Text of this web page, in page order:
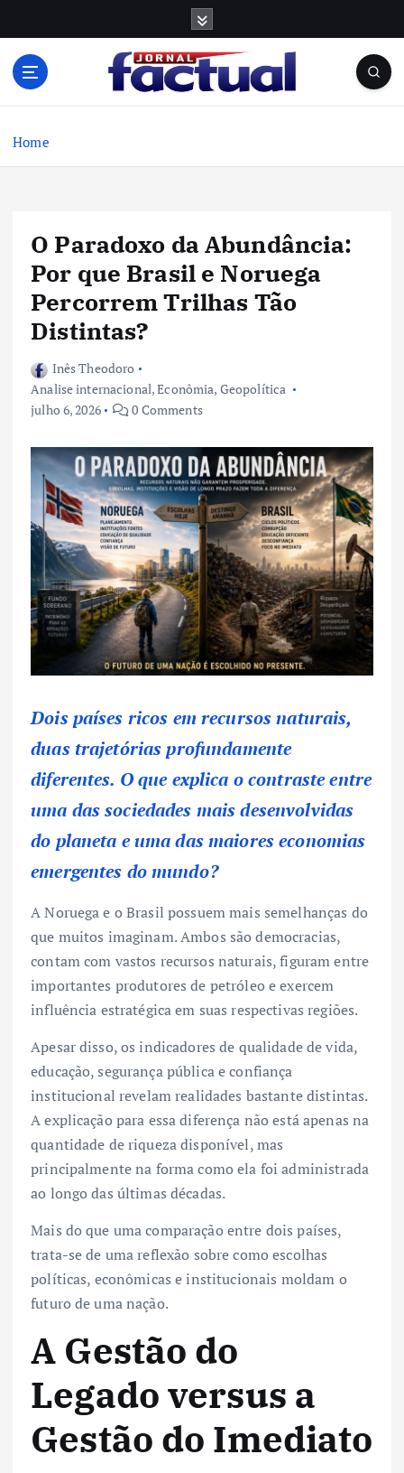
Home
O Paradoxo da Abundância:
Por que Brasil e Noruega
Percorrem Trilhas Tão
Distintas?
Inês Theodoro
Analise internacional,Econômia, Geopolítica
julho 6, 2026
0 Comments
Dois países ricos em recursos naturais,
duas trajetórias profundamente
diferentes. O que explica o contraste entre
uma das sociedades mais desenvolvidas
do planeta e uma das maiores economias
emergentes do mundo?
A Noruega e o Brasil possuem mais semelhanças do
que muitos imaginam. Ambos são democracias,
contam com vastos recursos naturais, figuram entre
importantes produtores de petróleo e exercem
influência estratégica em suas respectivas regiões.
Apesar disso, os indicadores de qualidade de vida,
educação, segurança pública e confiança
institucional revelam realidades bastante distintas.
A explicação para essa diferença não está apenas na
quantidade de riqueza disponível, mas
principalmente na forma como ela foi administrada
ao longo das últimas décadas.
Mais do que uma comparação entre dois países,
trata-se de uma reflexão sobre como escolhas
políticas, econômicas e institucionais moldam o
futuro de uma nação.
A Gestão do
Legado versus a
Gestão do Imediato